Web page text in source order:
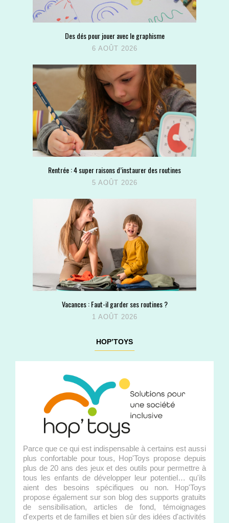
Des dés pour jouer avec le graphisme
6 AOÛT 2026
Rentrée : 4 super raisons d’instaurer des routines
5 AOÛT 2026
Vacances : Faut-il garder ses routines ?
1 AOÛT 2026
HOP’TOYS
Parce que ce qui est indispensable à certains est aussi
plus confortable pour tous, Hop'Toys propose depuis
plus de 20 ans des jeux et des outils pour permettre à
tous les enfants de développer leur potentiel… qu'ils
aient des besoins spécifiques ou non. Hop'Toys
propose également sur son blog des supports gratuits
de sensibilisation, articles de fond, témoignages
d'experts et de familles et bien sûr des idées d'activités